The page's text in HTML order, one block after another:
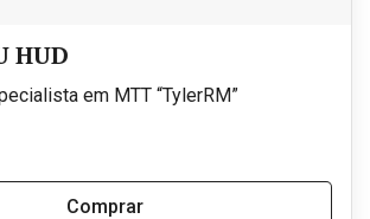
HUD
em MTT “TylerRM”
Comprar